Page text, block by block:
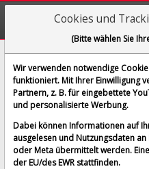
Milestone
[MIST | ISIN
1,250 $
Echtzeit-Aktienkurs
Nasdaq
Cookies und
(Bitte wählen Sie
Wir verwenden notwendige
funktioniert. Mit Ihrer Einwilligung
Partnern, z. B. für eingebettete
und personalisierte Werbung.
Dabei können Informationen auf
ausgelesen und Nutzungsdaten
oder Meta übermittelt werden.
der EU/des EWR stattfinden.